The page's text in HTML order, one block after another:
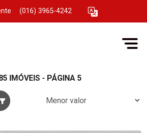
(016) 3965-4242
IMÓVEIS - PÁGINA 5